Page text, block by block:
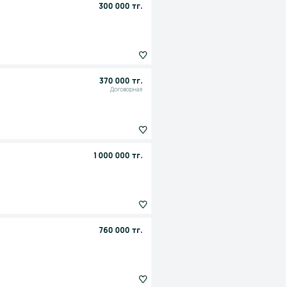
300 000 тг.
370 000 тг.
Договорная
1 000 000 тг.
760 000 тг.